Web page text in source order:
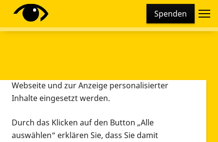
Spenden
Diese Webseite setzt verschiedene Cookies und
Tracking-Tools ein. Dies beinhaltet Cookies und
Webseite und zur Anzeige personalisierter
Inhalte eingesetzt werden.
Durch das Klicken auf den Button „Alle
auswählen“ erklären Sie, dass Sie damit